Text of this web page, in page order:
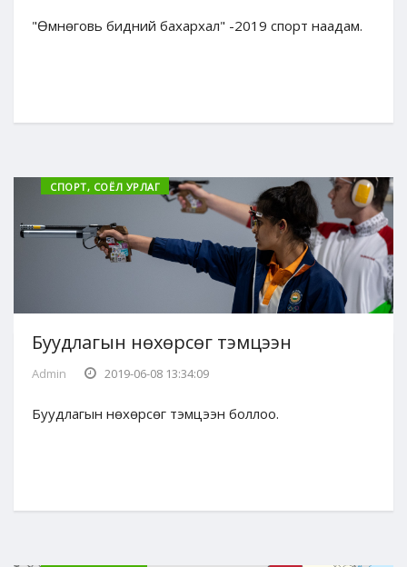
"Өмнөговь бидний бахархал" -2019 спорт наадам.
СПОРТ, СОЁЛ УРЛАГ
Буудлагын нөхөрсөг тэмцээн
Admin 2019-06-08 13:34:09
Буудлагын нөхөрсөг тэмцээн боллоо.